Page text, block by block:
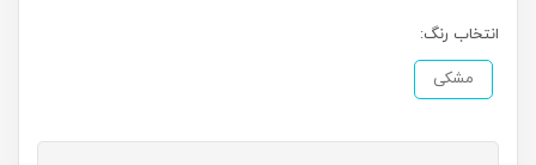
انتخاب رنگ:
مشکی